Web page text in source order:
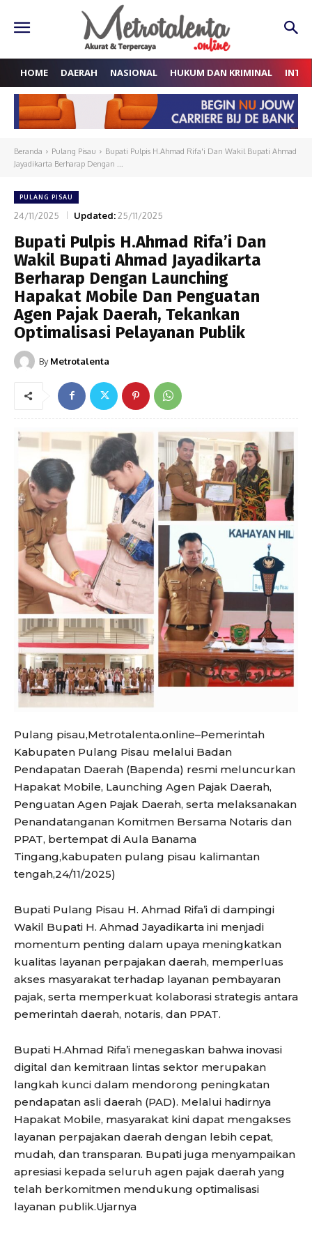
HOME DAERAH NASIONAL HUKUM DAN KRIMINAL
Beranda Pulang Pisau
Bupati Pulpis H.Ahmad Rifa'i Dan Wakil Bupati Ahmad
Jayadikarta Berharap Dengan ...
PULANG PISAU
24/11/2025 Updated:25/11/2025
Bupati Pulpis H.Ahmad Rifa’i Dan
Wakil Bupati Ahmad Jayadikarta
Berharap Dengan Launching
Hapakat Mobile Dan Penguatan
Agen Pajak Daerah, Tekankan
Optimalisasi Pelayanan Publik
By Metrotalenta
Pulang pisau,Metrotalenta.online–Pemerintah
Kabupaten Pulang Pisau melalui Badan
Pendapatan Daerah (Bapenda) resmi meluncurkan
Hapakat Mobile, Launching Agen Pajak Daerah,
Penguatan Agen Pajak Daerah, serta melaksanakan
Penandatanganan Komitmen Bersama Notaris dan
PPAT, bertempat di Aula Banama
Tingang,kabupaten pulang pisau kalimantan
tengah,24/11/2025)
Bupati Pulang Pisau H. Ahmad Rifa’i di dampingi
Wakil Bupati H. Ahmad Jayadikarta ini menjadi
momentum penting dalam upaya meningkatkan
kualitas layanan perpajakan daerah, memperluas
akses masyarakat terhadap layanan pembayaran
pajak, serta memperkuat kolaborasi strategis antara
pemerintah daerah, notaris, dan PPAT.
Bupati H.Ahmad Rifa’i menegaskan bahwa inovasi
digital dan kemitraan lintas sektor merupakan
langkah kunci dalam mendorong peningkatan
pendapatan asli daerah (PAD). Melalui hadirnya
Hapakat Mobile, masyarakat kini dapat mengakses
layanan perpajakan daerah dengan lebih cepat,
mudah, dan transparan. Bupati juga menyampaikan
apresiasi kepada seluruh agen pajak daerah yang
telah berkomitmen mendukung optimalisasi
layanan publik.Ujarnya